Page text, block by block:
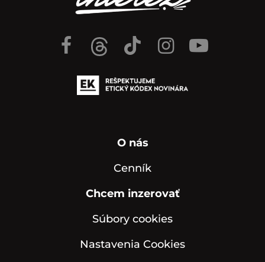
O nás
Cenník
Chcem inzerovať
Súbory cookies
Nastavenia Cookies